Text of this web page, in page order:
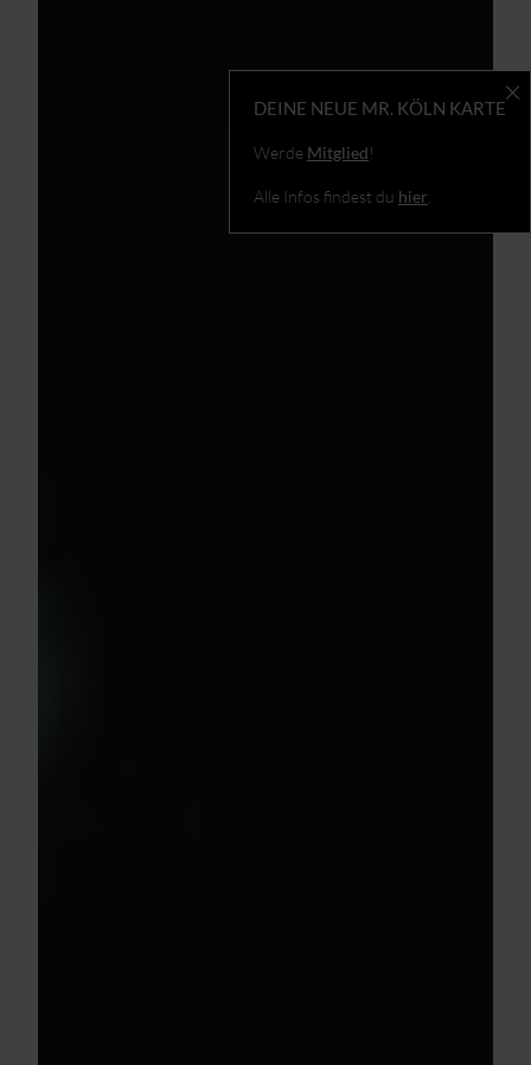
DEINE NEUE MR. KÖLN KARTE
Werde Mitglied!
Alle Infos findest du hier.